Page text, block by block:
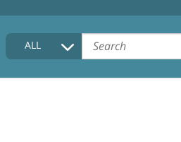
HOME
COLLECTIONS DESCRIPTION
ALL